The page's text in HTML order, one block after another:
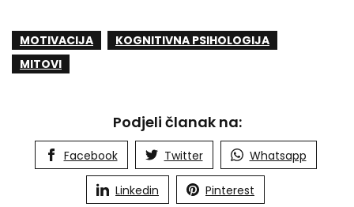
MOTIVACIJA
KOGNITIVNA PSIHOLOGIJA
MITOVI
Podjeli članak na:
Facebook Twitter Whatsapp
Linkedin Pinterest